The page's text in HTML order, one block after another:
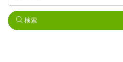
検索